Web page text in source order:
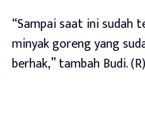
“Sampai saat ini sudah
minyak goreng yang
berhak,” tambah Budi. (R)